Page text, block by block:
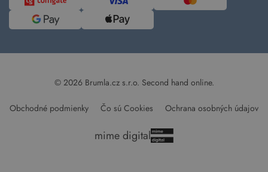
© 2026 Brumla.cz s.r.o. Second hand online.
Obchodné podmienky Čo sú Cookies Ochrana osobných údajov
mime digital